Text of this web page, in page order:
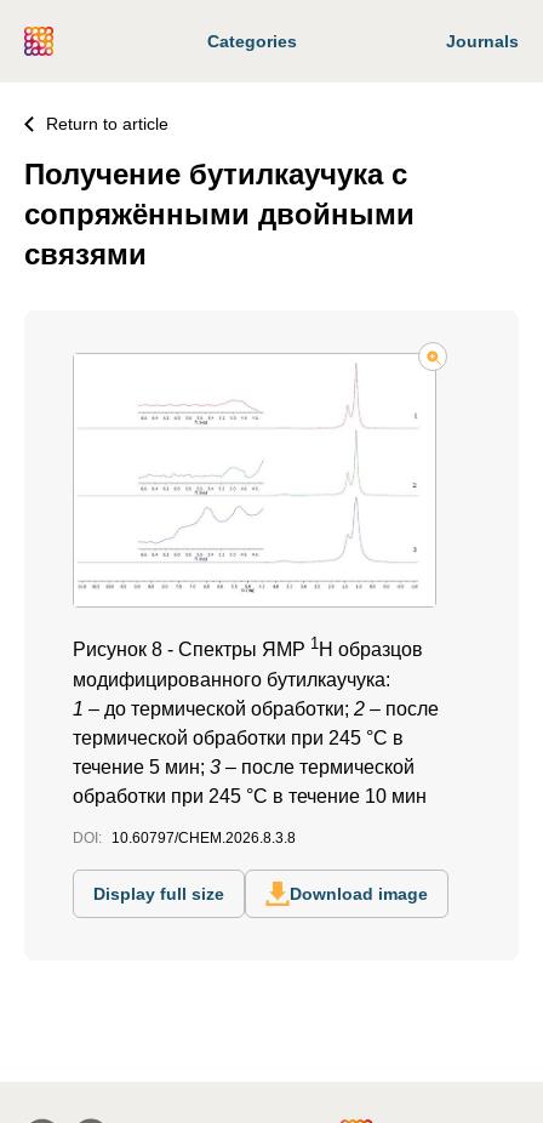
Categories Journals
Return to article
Получение бутилкаучука с
сопряжёнными двойными
связями
Рисунок 8 - Спектры ЯМР 1Н образцов
модифицированного бутилкаучука:
1 – до термической обработки; 2 – после
термической обработки при 245 °C в
течение 5 мин; 3 – после термической
обработки при 245 °C в течение 10 мин
DOI: 10.60797/CHEM.2026.8.3.8
Display full size Download image